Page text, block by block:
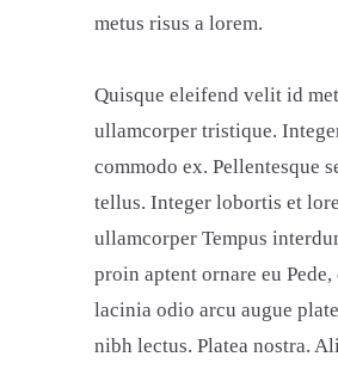
metus risus a lorem.
Quisque eleifend velit id
ullamcorper tristique.
commodo ex. Pellentesque
tellus. Integer lobortis et
ullamcorper Tempus
proin aptent ornare eu
lacinia odio arcu augue
nibh lectus. Platea nostra.